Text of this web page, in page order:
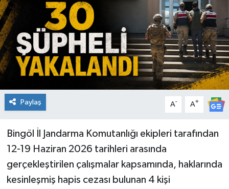
Paylaş A- A+
Bingöl İl Jandarma Komutanlığı ekipleri tarafından
12-19 Haziran 2026 tarihleri arasında
gerçekleştirilen çalışmalar kapsamında, haklarında
kesinleşmiş hapis cezası bulunan 4 kişi
RESMİ İLANLAR
SAĞLIK
SİYASET
SPOR
YAYLADERE
YEDİSU